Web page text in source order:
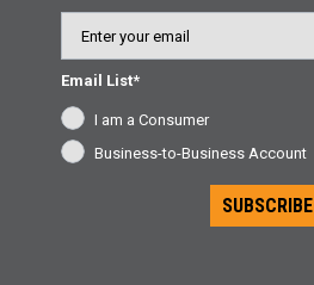
Email List*
I am a Consumer
Business-to-Business Account
SUBSCRIBE